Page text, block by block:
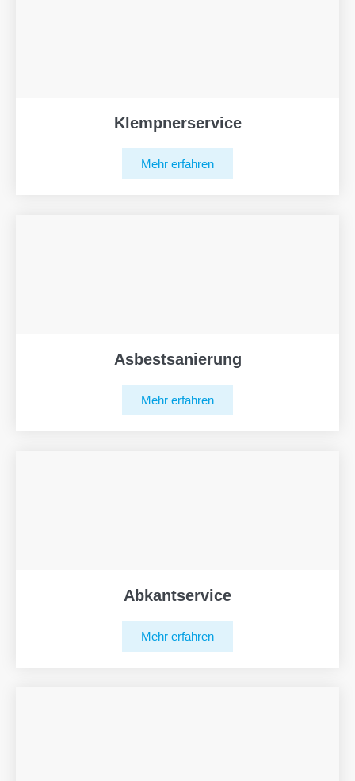
Klempnerservice
Mehr erfahren
Asbestsanierung
Mehr erfahren
Abkantservice
Mehr erfahren